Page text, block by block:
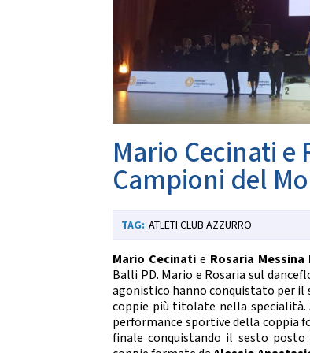
CARTE FEDERALI E REGOLAMENTI
Documenti Federali
Regolamento dell'attività sportiva
TRASPARENZA
Bandi di Gara
Bilanci
CONVENZIONI
Riproduzione musicale Siae-Scf
Assicurazione
Visite Medico Sportive FMSI
Enti di Promozione
BENEMERENZE
Mario Cecinati e
Campioni del
ATLETI CLUB AZZURRO
Mario Cecinatie Rosaria Messina
Balli PD. Mario e Rosaria sul
agonistico hanno conquistato per il
coppie più titolate nella specialità.
performance sportive della coppia
finale conquistando il sesto posto